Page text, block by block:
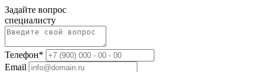
Задайте вопрос
специалисту
Телефон*
Email